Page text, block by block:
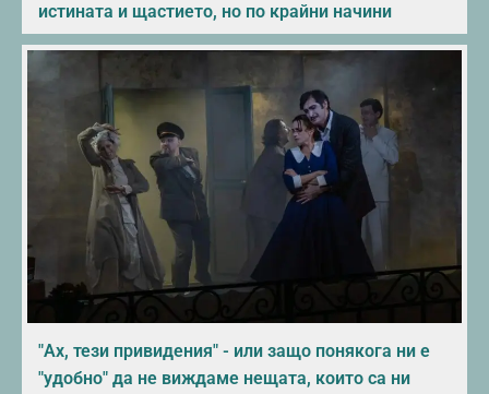
истината и щастието, но по крайни начини
"Ах, тези привидения" - или защо понякога ни е
"удобно" да не виждаме нещата, които са ни